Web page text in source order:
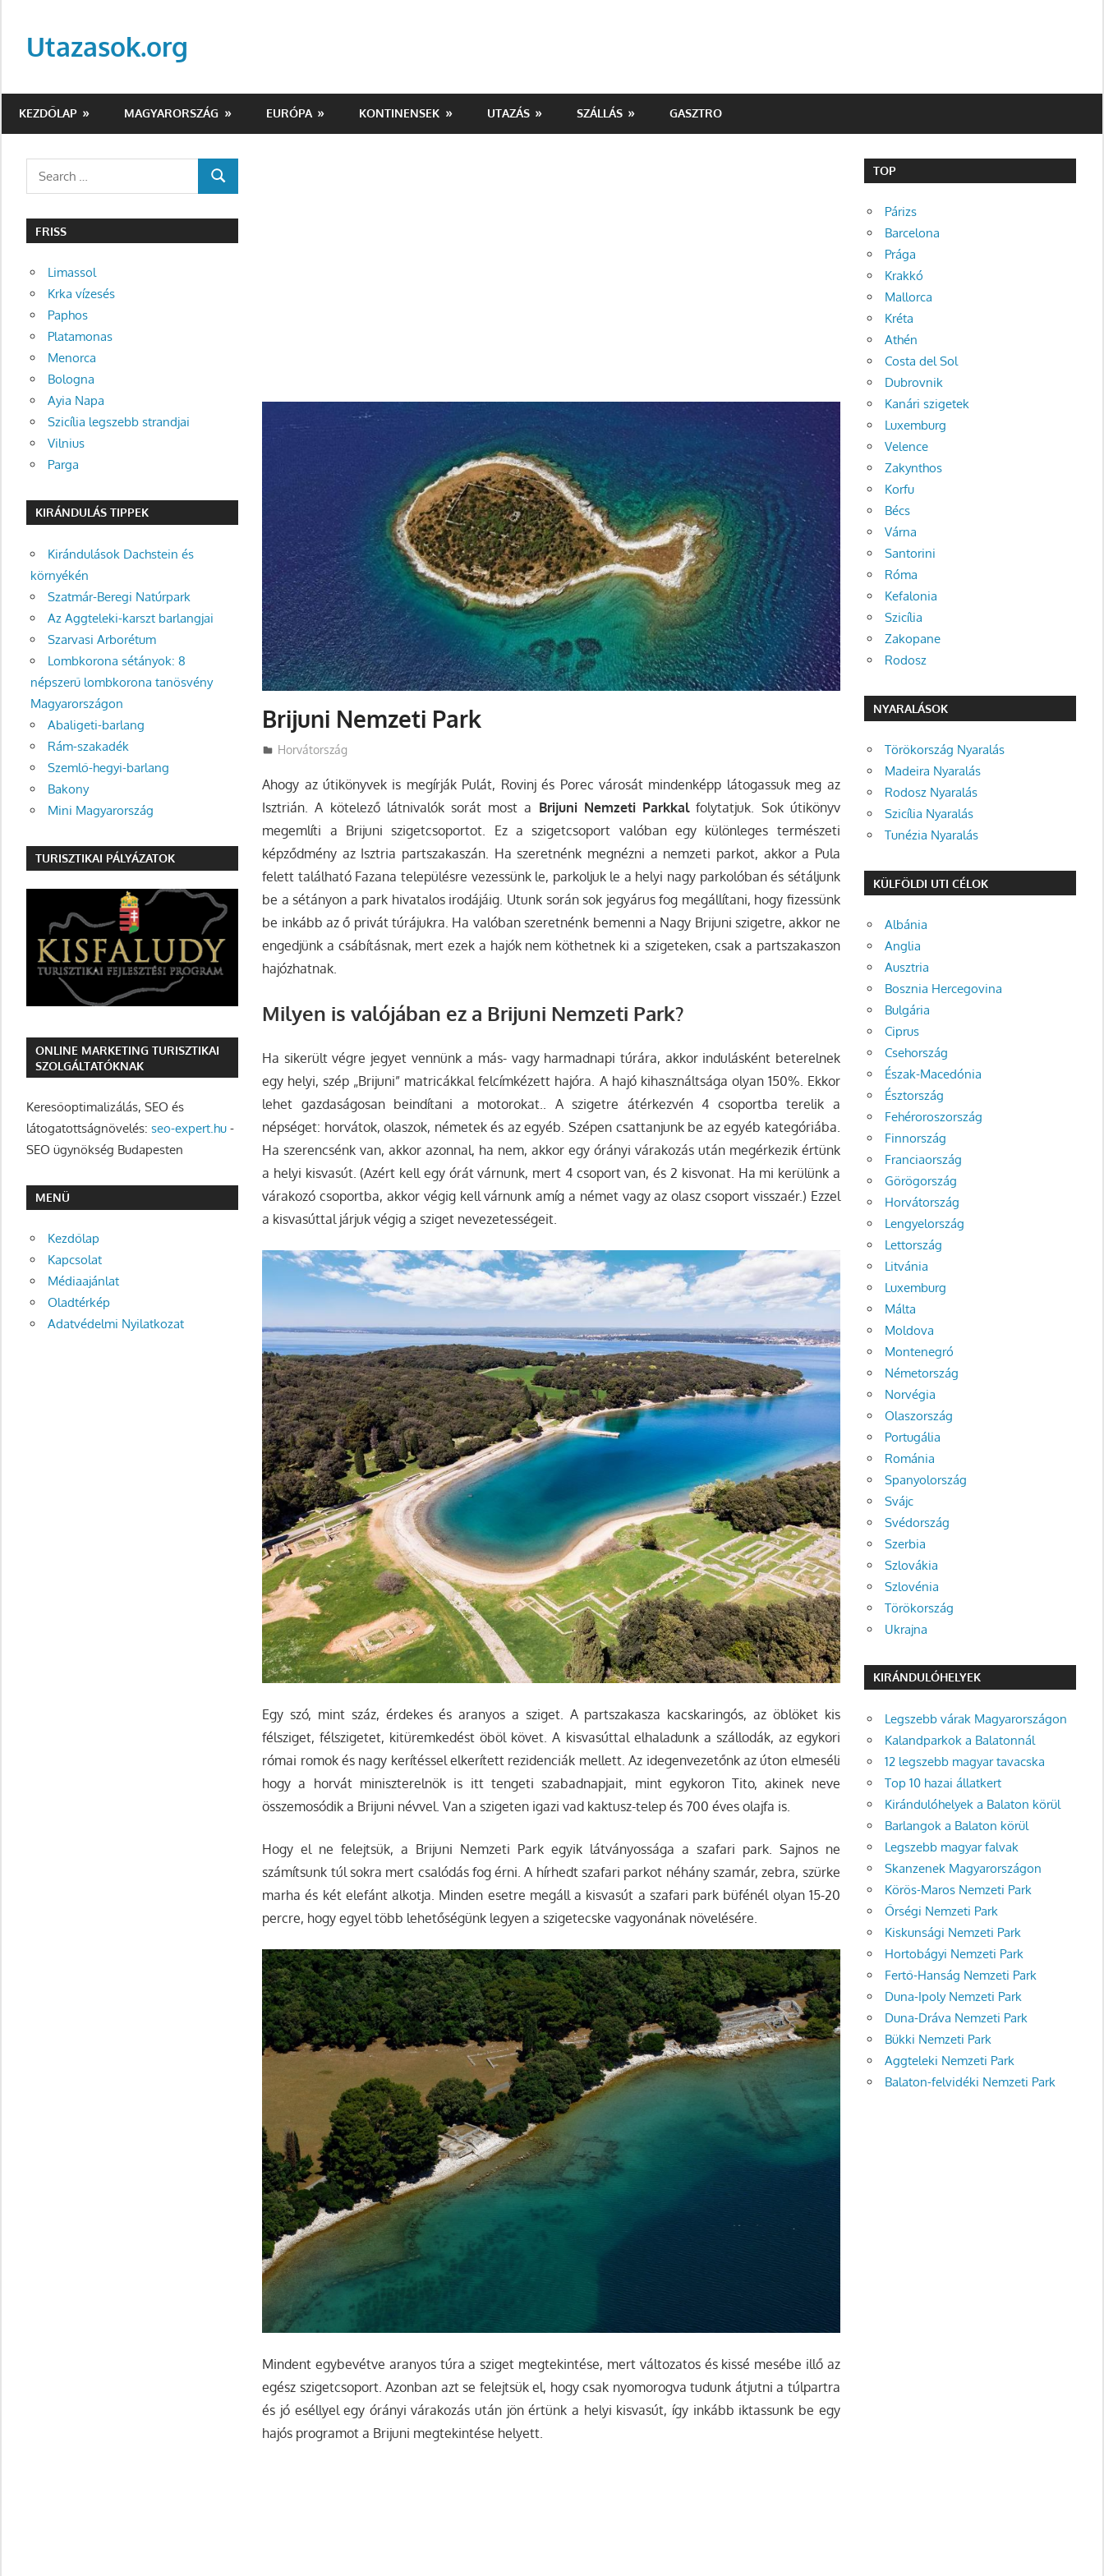
contentUtazasok.org
KEZDŐLAP MAGYARORSZÁG EURÓPA KONTINENSEK UTAZÁS SZÁLLÁS GASZTRO
Brijuni Nemzeti Park
Utazasok.org
Horvátország
Ahogy az útikönyvek is megírják Pulát, Rovinj és Porec városát mindenképp látogassuk meg az
Isztrián. A kötelező látnivalók sorát most a Brijuni Nemzeti Parkkalfolytatjuk. Sok útikönyv
megemlíti a Brijuni szigetcsoportot. Ez a szigetcsoport valóban egy különleges természeti
képződmény az Isztria partszakaszán. Ha szeretnénk megnézni a nemzeti parkot, akkor a Pula
felett található Fazana településre vezessünk le, parkoljuk le a helyi nagy parkolóban és sétáljunk
be a sétányon a park hivatalos irodájáig. Utunk során sok jegyárus fog megállítani, hogy fizessünk
be inkább az ő privát túrájukra. Ha valóban szeretnénk bemenni a Nagy Brijuni szigetre, akkor ne
engedjünk a csábításnak, mert ezek a hajók nem köthetnek ki a szigeteken, csak a partszakaszon
hajózhatnak.
Milyen is valójában ez a Brijuni Nemzeti Park?
Ha sikerült végre jegyet vennünk a más- vagy harmadnapi túrára, akkor indulásként beterelnek
egy helyi, szép „Brijuni” matricákkal felcímkézett hajóra. A hajó kihasználtsága olyan 150%. Ekkor
lehet gazdaságosan beindítani a motorokat.. A szigetre átérkezvén 4 csoportba terelik a
népséget: horvátok, olaszok, németek és az egyéb. Szépen csattanjunk be az egyéb kategóriába.
Ha szerencsénk van, akkor azonnal, ha nem, akkor egy órányi várakozás után megérkezik értünk
a helyi kisvasút. (Azért kell egy órát várnunk, mert 4 csoport van, és 2 kisvonat. Ha mi kerülünk a
várakozó csoportba, akkor végig kell várnunk amíg a német vagy az olasz csoport visszaér.) Ezzel
a kisvasúttal járjuk végig a sziget nevezetességeit.
Egy szó, mint száz, érdekes és aranyos a sziget. A partszakasza kacskaringós, az öblöket kis
félsziget, félszigetet, kitüremkedést öböl követ. A kisvasúttal elhaladunk a szállodák, az egykori
római romok és nagy kerítéssel elkerített rezidenciák mellett. Az idegenvezetőnk az úton elmeséli
hogy a horvát miniszterelnök is itt tengeti szabadnapjait, mint egykoron Tito, akinek neve
összemosódik a Brijuni névvel. Van a szigeten igazi vad kaktusz-telep és 700 éves olajfa is.
Hogy el ne felejtsük, a Brijuni Nemzeti Park egyik látványossága a szafari park. Sajnos ne
számítsunk túl sokra mert csalódás fog érni. A hírhedt szafari parkot néhány szamár, zebra, szürke
marha és két elefánt alkotja. Minden esetre megáll a kisvasút a szafari park büfénél olyan 15-20
percre, hogy egyel több lehetőségünk legyen a szigetecske vagyonának növelésére.
Mindent egybevétve aranyos túra a sziget megtekintése, mert változatos és kissé mesébe illő az
egész szigetcsoport. Azonban azt se felejtsük el, hogy csak nyomorogva tudunk átjutni a túlpartra
és jó eséllyel egy órányi várakozás után jön értünk a helyi kisvasút, így inkább iktassunk be egy
hajós programot a Brijuni megtekintése helyett.
SEARCH
FRISS
Limassol
Krka vízesés
Paphos
Platamonas
Menorca
Bologna
Ayia Napa
Szicília legszebb strandjai
Vilnius
Parga
KIRÁNDULÁS TIPPEK
Kirándulások Dachstein és
környékén
Szatmár-Beregi Natúrpark
Az Aggteleki-karszt barlangjai
Szarvasi Arborétum
Lombkorona sétányok: 8
népszerű lombkorona tanösvény
Magyarországon
Abaligeti-barlang
Rám-szakadék
Szemlő-hegyi-barlang
Bakony
Mini Magyarország
TURISZTIKAI PÁLYÁZATOK
ONLINE MARKETING TURISZTIKAI
SZOLGÁLTATÓKNAK
Keresőoptimalizálás, SEO és
látogatottságnövelés: seo-expert.hu -
SEO ügynökség Budapesten
MENÜ
Kezdőlap
Kapcsolat
Médiaajánlat
Oladtérkép
Adatvédelmi Nyilatkozat
TOP
Párizs
Barcelona
Prága
Krakkó
Mallorca
Kréta
Athén
Costa del Sol
Dubrovnik
Kanári szigetek
Luxemburg
Velence
Zakynthos
Korfu
Bécs
Várna
Santorini
Róma
Kefalonia
Szicília
Zakopane
Rodosz
NYARALÁSOK
Törökország Nyaralás
Madeira Nyaralás
Rodosz Nyaralás
Szicília Nyaralás
Tunézia Nyaralás
KÜLFÖLDI UTI CÉLOK
Albánia
Anglia
Ausztria
Bosznia Hercegovina
Bulgária
Ciprus
Csehország
Észak-Macedónia
Észtország
Fehéroroszország
Finnország
Franciaország
Görögország
Horvátország
Lengyelország
Lettország
Litvánia
Luxemburg
Málta
Moldova
Montenegró
Németország
Norvégia
Olaszország
Portugália
Románia
Spanyolország
Svájc
Svédország
Szerbia
Szlovákia
Szlovénia
Törökország
Ukrajna
KIRÁNDULÓHELYEK
Legszebb várak Magyarországon
Kalandparkok a Balatonnál
12 legszebb magyar tavacska
Top 10 hazai állatkert
Kirándulóhelyek a Balaton körül
Barlangok a Balaton körül
Legszebb magyar falvak
Skanzenek Magyarországon
Körös-Maros Nemzeti Park
Őrségi Nemzeti Park
Kiskunsági Nemzeti Park
Hortobágyi Nemzeti Park
Fertő-Hanság Nemzeti Park
Duna-Ipoly Nemzeti Park
Duna-Dráva Nemzeti Park
Bükki Nemzeti Park
Aggteleki Nemzeti Park
Balaton-felvidéki Nemzeti Park